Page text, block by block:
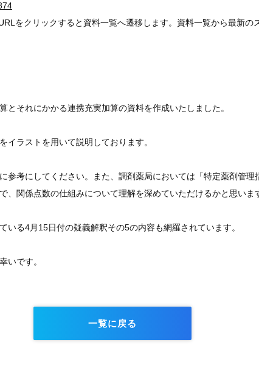
をクリックすると資料一覧へ遷移します。資料一覧から最新の
それにかかる連携充実加算の資料を作成いたしました。
イラストを用いて説明しております。
参考にしてください。また、調剤薬局においては「特定薬剤管
関係点数の仕組みについて理解を深めていただけるかと思いま
る4月15日付の疑義解釈その5の内容も網羅されています。
いです。
一覧に戻る